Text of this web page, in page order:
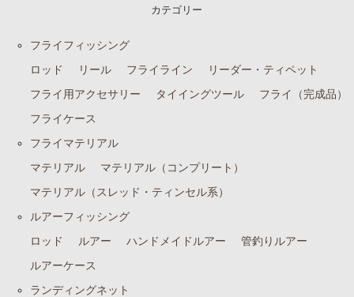
カテゴリー
フライフィッシング
ロッド
リール フライライン
リーダー・ティペット
フライ用アクセサリー
タイイングツール
フライ（完成品）
フライケース
フライマテリアル
マテリアル
マテリアル（コンプリート）
マテリアル（スレッド・ティンセル系）
ルアーフィッシング
ロッド
ルアー ハンドメイドルアー
管釣りルアー
ルアーケース
ランディングネット